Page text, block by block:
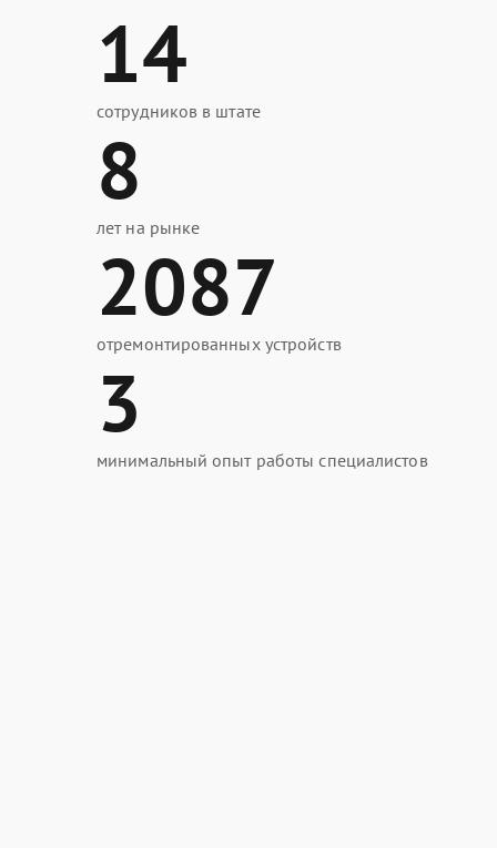
14
сотрудников в штате
8
лет на рынке
2087
отремонтированных устройств
3
минимальный опыт работы специалистов